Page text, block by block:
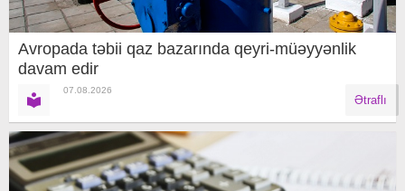
Avropada təbii qaz bazarında qeyri-müəyyənlik
davam edir
07.08.2026
Ətraflı